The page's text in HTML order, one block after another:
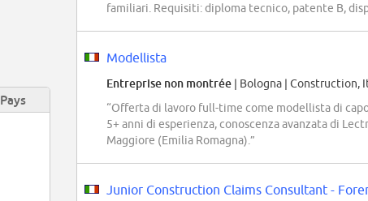
familiari. Requisiti: diploma tecnico, patente B,
Modellista
Entreprise non montrée | Bologna | Construction,
“Offerta di lavoro full-time come modellista di
5+ anni di esperienza, conoscenza avanzata di
Maggiore (Emilia Romagna).”
Junior Construction Claims Consultant -
Pays